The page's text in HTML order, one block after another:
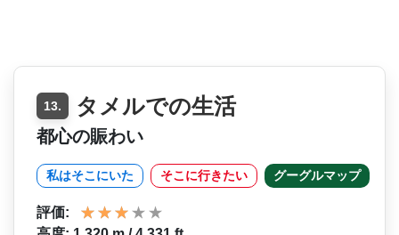
13. タメルでの生活
都心の賑わい
私はそこにいた そこに行きたい グーグルマップ
評価: